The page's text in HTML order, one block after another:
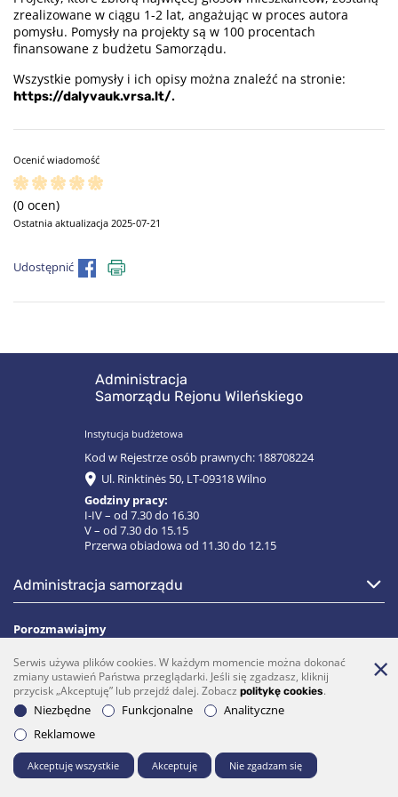
zrealizowane w ciągu 1-2 lat, angażując w proces autora
pomysłu. Pomysły na projekty są w 100 procentach
finansowane z budżetu Samorządu.
Wszystkie pomysły i ich opisy można znaleźć na stronie:
https://dalyvauk.vrsa.lt/.
Ocenić wiadomość
(0 ocen)
Ostatnia aktualizacja 2025-07-21
Udostępnić
Administracja
Samorządu Rejonu Wileńskiego
Instytucja budżetowa
Kod w Rejestrze osób prawnych: 188708224
Ul. Rinktinės 50, LT-09318 Wilno
Godziny pracy:
I-IV – od 7.30 do 16.30
V – od 7.30 do 15.15
Przerwa obiadowa od 11.30 do 12.15
administracja samorządu
Porozmawiajmy
(0 5)  275 1990 vrsa@vrsa.lt
Facebook Youtube
Prenumerata
© 2026 Wszelkie prawa zastrzeżone. Rozwiązanie:UAB "Fresh Media"
Serwis używa plików cookies. W każdym momencie można dokonać
zmiany ustawień Państwa przeglądarki. Jeśli się zgadzasz, kliknij
przycisk „Akceptuję” lub przejdź dalej. Zobacz politykę cookies.
Niezbędne
Funkcjonalne
Analityczne
Reklamowe
Akceptuję wszystkie Akceptuję Nie zgadzam się